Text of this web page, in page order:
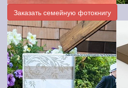
Заказать семейную фотокнигу